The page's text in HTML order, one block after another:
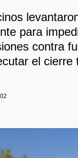
para
contra
el cierre